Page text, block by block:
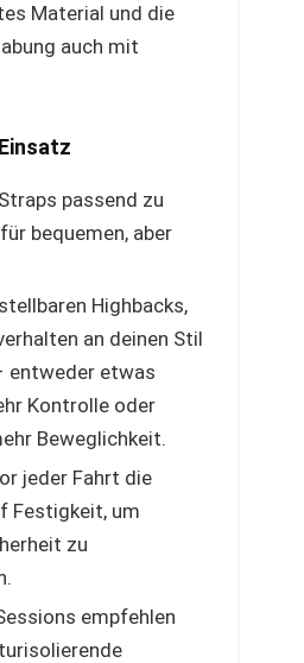
Material und die
auch mit
passend zu
bequemen, aber
Highbacks,
an deinen Stil
entweder etwas
Kontrolle oder
Beweglichkeit.
jeder Fahrt die
Festigkeit, um
zu
empfehlen